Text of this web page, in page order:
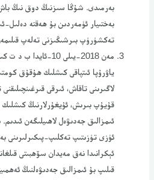
بەرمىدى. شۇڭا سىزنىڭ دوق نىڭ
بەختىيار ئۈمەردىن بۇ ھەقتە دەلىل-
تەكشۈرۈپ بىرشىڭىزنى تەلەپ
مەن 2018-يىلى 10-
ياۋرۇپا ئىتپاقى كىشلىك ھۇقۇق
لاگىرىنى تاقاش، ئىرقى
قۇيۇپ بىرىش، ئۇيغۇرلارنىڭ
ئىمزالىق جەدىۋەل لاھىيلىگەن
ئۈزى تۈزىتىپ تەكلىپ-پىكىرلىرىنى
ئېكرانىدا نەق مەيدان سۆھبىتى
قىلىپ بۇ ئىمزالىق جەدىۋەلنىڭ